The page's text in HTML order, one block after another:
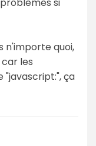
n'importe quoi,
les
"javascript:", ça